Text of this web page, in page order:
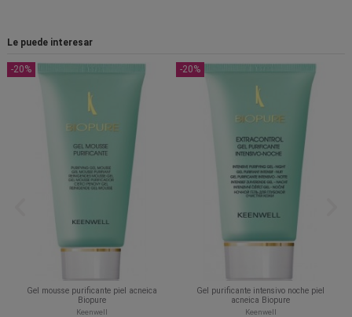
Le puede interesar
-20%
Gel mousse purificante piel acneica
Biopure
Keenwell
-20%
Gel purificante intensivo noche piel
acneica Biopure
Keenwell